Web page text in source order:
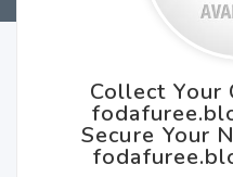
Collect Your
Secure Your